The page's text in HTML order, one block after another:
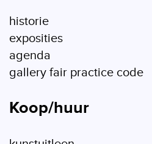
historie
exposities
agenda
gallery fair practice code
Koop/huur